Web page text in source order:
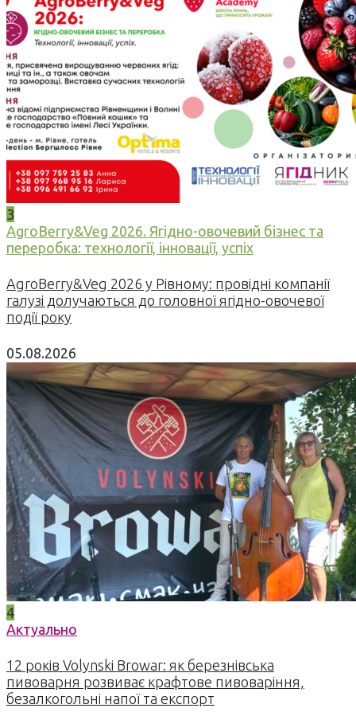
3
AgroBerry&Veg 2026. Ягідно-овочевий бізнес та
переробка: технології, інновації, успіх
AgroBerry&Veg 2026 у Рівному: провідні компанії
галузі долучаються до головної ягідно-овочевої
події року
05.08.2026
4
Актуально
12 років Volynski Browar: як березнівська
пивоварня розвиває крафтове пивоваріння,
безалкогольні напої та експорт